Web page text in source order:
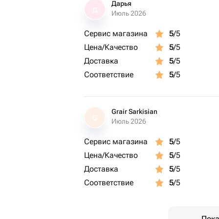
Дарья
Июль 2026
Сервис магазина 5/5
Цена/Качество
5/5
Доставка
5/5
Соответствие
5/5
G
Grair Sarkisian
Июль 2026
Сервис магазина 5/5
Цена/Качество
5/5
Доставка
5/5
Соответствие
5/5